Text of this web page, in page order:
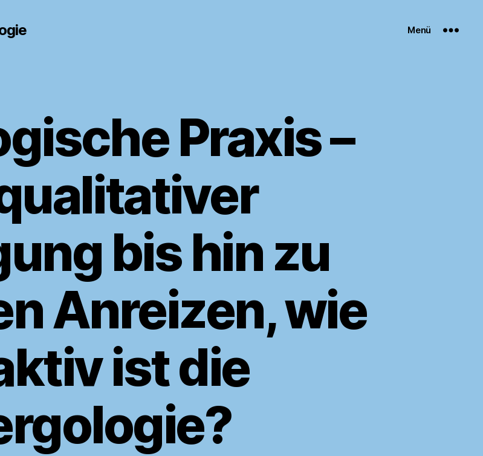
Menü
Praxis –
bis hin zu
Anreizen, wie
ist die